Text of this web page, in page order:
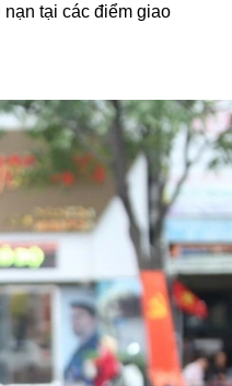
tại các điểm giao